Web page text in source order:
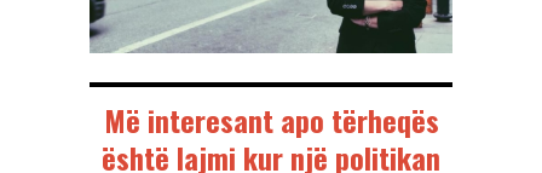
Më interesant apo tërheqës
është lajmi kur një politikan